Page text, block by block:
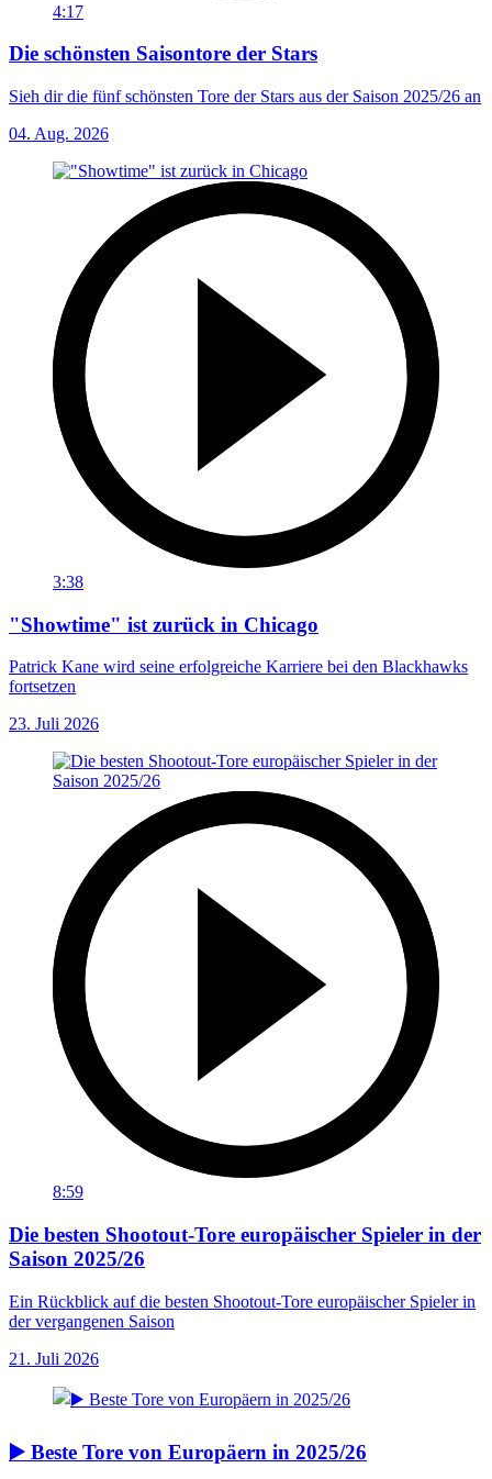
4:17
Die schönsten Saisontore der Stars
Sieh dir die fünf schönsten Tore der Stars aus der Saison 2025/26 an
04. Aug. 2026
3:38
"Showtime" ist zurück in Chicago
Patrick Kane wird seine erfolgreiche Karriere bei den Blackhawks
fortsetzen
23. Juli 2026
8:59
Die besten Shootout-Tore europäischer Spieler in der
Saison 2025/26
Ein Rückblick auf die besten Shootout-Tore europäischer Spieler in
der vergangenen Saison
21. Juli 2026
▶️ Beste Tore von Europäern in 2025/26